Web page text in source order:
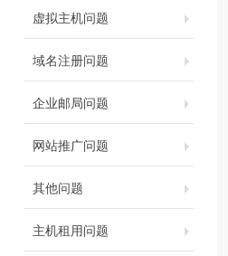
虚拟主机问题
域名注册问题
企业邮局问题
网站推广问题
其他问题
主机租用问题